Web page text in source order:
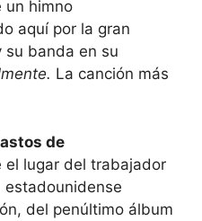
un himno
aquí por la gran
banda en su
La canción más
de
el lugar del trabajador
estadounidense
del penúltimo álbum